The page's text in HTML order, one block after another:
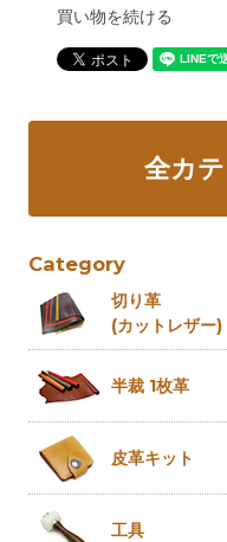
買い物を続ける
全カ
Category
切り革
(カットレザー)
半裁 1枚革
皮革キット
工具